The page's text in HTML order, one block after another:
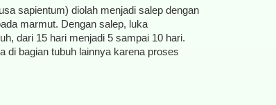
sapientum) diolah menjadi salep dengan
marmut. Dengan salep, luka
dari 15 hari menjadi 5 sampai 10 hari.
di bagian tubuh lainnya karena proses